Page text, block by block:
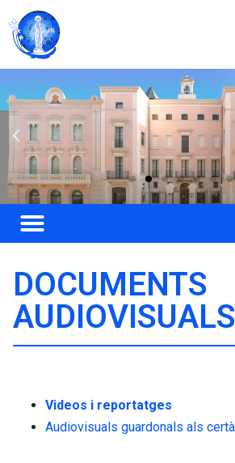
DOCUMENTS
AUDIOVISUALS
Videos i reportatges
Audiovisuals guardonals als